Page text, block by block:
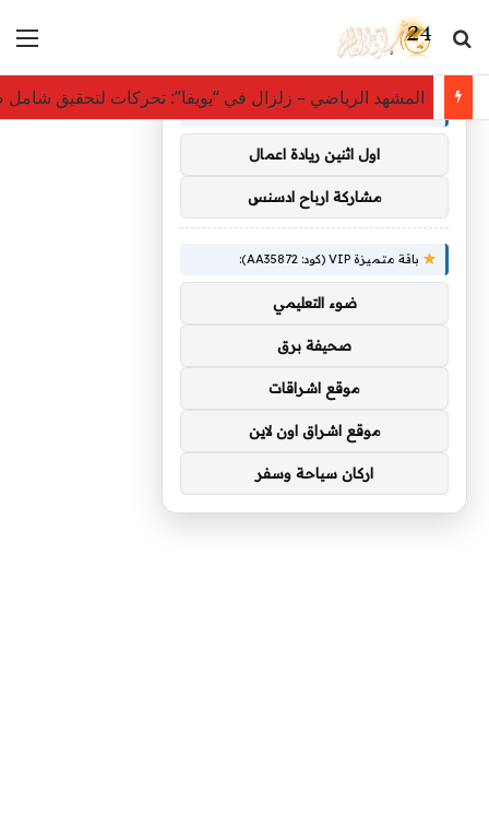
بحث عن
المشهد الرياضي – زلزال في “يويفا”: تحركات لتحقيق شامل
توصيات :
باقة متميزة VIP (كود: AA38045):
اول اثنين ريادة اعمال
مشاركة ارباح ادسنس
باقة متميزة VIP (كود: AA35872):
ضوء التعليمي
صحيفة برق
موقع اشراقات
موقع اشراق اون لاين
اركان سياحة وسفر